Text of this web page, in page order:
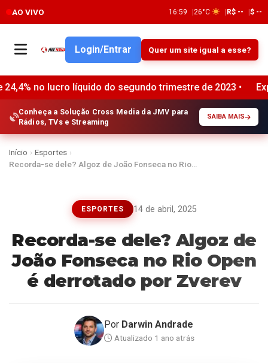
AO VIVO 17:00 26°C R$ -- $ --
Login/Entrar Quer um site igual a esse?
líquido do segundo trimestre de 2023 • Expiração do
Conheça a Solução Cross Media da JMV para
Rádios, TVs e Streaming
SAIBA MAIS
Início › Esportes ›
Recorda-se dele? Algoz de João Fonseca no Rio…
ESPORTES 14 de abril, 2025
Recorda-se dele? Algoz de
João Fonseca no Rio Open
é derrotado por Zverev
Por Darwin Andrade
Atualizado 1 ano atrás